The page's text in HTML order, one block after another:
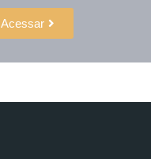
Acessar